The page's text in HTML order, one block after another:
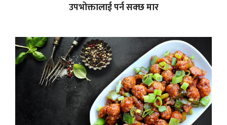
उपभोक्तालाई पर्न सक्छ मार